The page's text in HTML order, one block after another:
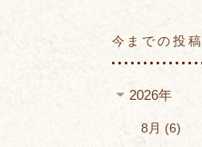
今までの投稿
2026年
8月
6